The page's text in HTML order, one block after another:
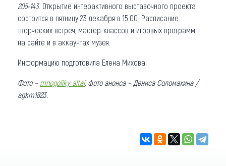
205-143. Открытие интерактивного выставочного проекта
состоится в пятницу 23 декабря в 15.00. Расписание
творческих встреч, мастер-классов и игровых программ –
на сайте и в аккаунтах музея.
Информацию подготовила Елена Михова.
Фото – mnogoliky_altai, фото анонса – Дениса Соломахина /
agkm1823.